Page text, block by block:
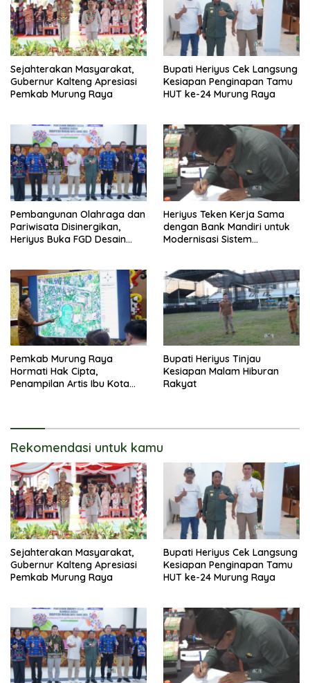
Sejahterakan Masyarakat,
Gubernur Kalteng Apresiasi
Pemkab Murung Raya
Bupati Heriyus Cek Langsung
Kesiapan Penginapan Tamu
HUT ke-24 Murung Raya
Pembangunan Olahraga dan
Pariwisata Disinergikan,
Heriyus Buka FGD Desain
Heriyus Teken Kerja Sama
dengan Bank Mandiri untuk
Modernisasi Sistem
Pemkab Murung Raya
Hormati Hak Cipta,
Penampilan Artis Ibu Kota
Bupati Heriyus Tinjau
Kesiapan Malam Hiburan
Rakyat
Rekomendasi untuk kamu
Sejahterakan Masyarakat,
Gubernur Kalteng Apresiasi
Pemkab Murung Raya
Bupati Heriyus Cek Langsung
Kesiapan Penginapan Tamu
HUT ke-24 Murung Raya